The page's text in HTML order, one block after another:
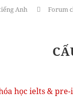
Anh Forum